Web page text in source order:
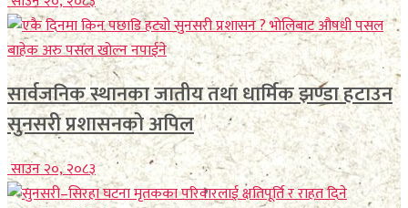
सार्वजनिक स्थानका जातीय तथा धार्मिक झण्डा हटाउन
सुनसरी प्रशासनको अपिल
साउन २०, २०८३